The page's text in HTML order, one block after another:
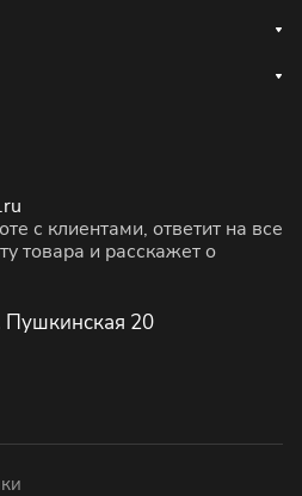
с клиентами, ответит на все
товара и расскажет о
Пушкинская 20